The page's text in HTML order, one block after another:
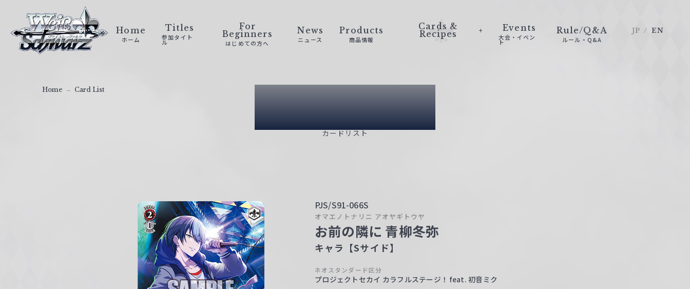
ァ
Home
ホーム
Titles
参加タイト
ル
For
Beginners
はじめての方へ
News
ニュース
Products
商品情報
Cards &
Recipes
Events
大会・イベン
ト
Rule/Q&A
ルール・Q&A
JP EN
Card List
カードリスト
Home Card List
PJS/S91-066S
オマエノトナリニ アオヤギトウヤ
お前の隣に 青柳冬弥
キャラ【Sサイド】
ネオスタンダード区分
プロジェクトセカイ カラフルステージ！ feat. 初音ミク